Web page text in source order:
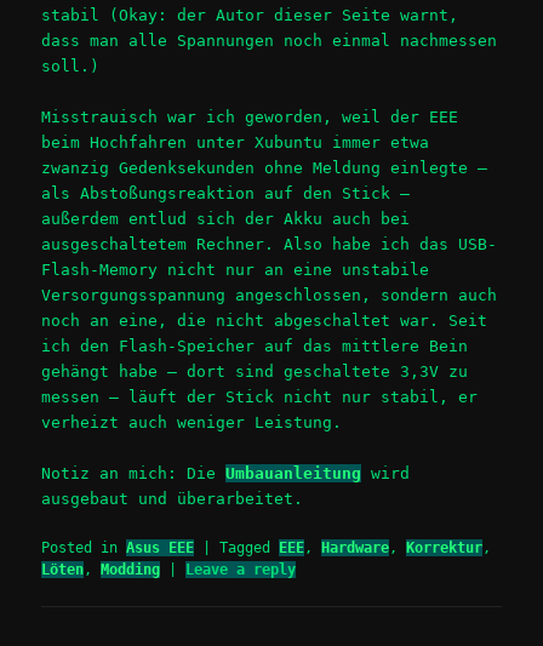
stabil (Okay: der Autor dieser Seite warnt,
dass man alle Spannungen noch einmal nachmessen
soll.)
Misstrauisch war ich geworden, weil der EEE
beim Hochfahren unter Xubuntu immer etwa
zwanzig Gedenksekunden ohne Meldung einlegte –
als Abstoßungsreaktion auf den Stick –
außerdem entlud sich der Akku auch bei
ausgeschaltetem Rechner. Also habe ich das USB-
Flash-Memory nicht nur an eine unstabile
Versorgungsspannung angeschlossen, sondern auch
noch an eine, die nicht abgeschaltet war. Seit
ich den Flash-Speicher auf das mittlere Bein
gehängt habe – dort sind geschaltete 3,3V zu
messen – läuft der Stick nicht nur stabil, er
verheizt auch weniger Leistung.
Notiz an mich: DieUmbauanleitung wird
ausgebaut und überarbeitet.
Posted in Asus EEE |Tagged EEE, Hardware, Korrektur,
Löten, Modding Leave a reply